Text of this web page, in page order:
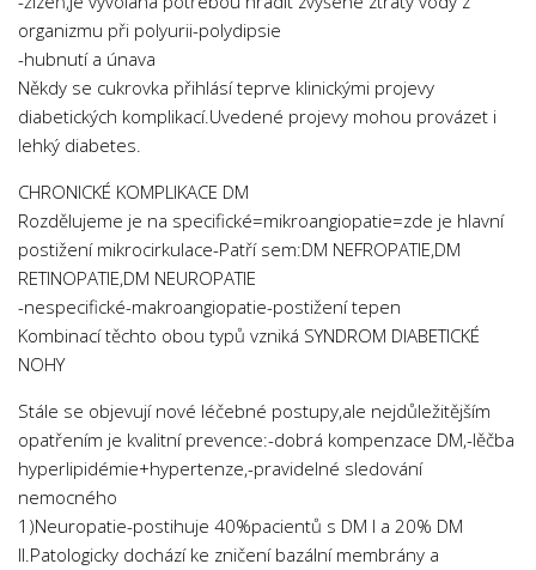
organizmu při polyurii-polydipsie
-hubnutí a únava
Někdy se cukrovka přihlásí teprve klinickými projevy
diabetických komplikací.Uvedené projevy mohou provázet i
lehký diabetes.
CHRONICKÉ KOMPLIKACE DM
Rozdělujeme je na specifické=mikroangiopatie=zde je hlavní
postižení mikrocirkulace-Patří sem:DM NEFROPATIE,DM
RETINOPATIE,DM NEUROPATIE
-nespecifické-makroangiopatie-postižení tepen
Kombinací těchto obou typů vzniká SYNDROM DIABETICKÉ
NOHY
Stále se objevují nové léčebné postupy,ale nejdůležitějším
opatřením je kvalitní prevence:-dobrá kompenzace DM,-lěčba
hyperlipidémie+hypertenze,-pravidelné sledování
nemocného
1)Neuropatie-postihuje 40%pacientů s DM I a 20% DM
II.Patologicky dochází ke zničení bazální membrány a